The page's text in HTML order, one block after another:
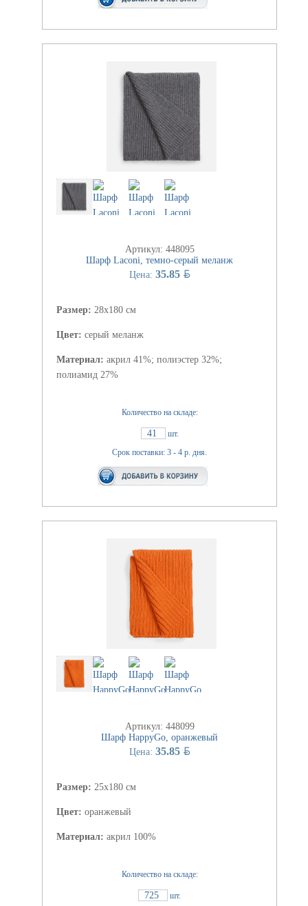
Артикул: 448095
Шарф Laconi, темно-серый меланж
Цена: 35.85 BYN
Размер: 28x180 см
Цвет: серый меланж
Материал: акрил 41%; полиэстер 32%;
полиамид 27%
Количество на складе:
41
шт.
Срок поставки: 3 - 4 р. дня.
Артикул: 448099
Шарф HappyGo, оранжевый
Цена: 35.85 BYN
Размер: 25x180 см
Цвет: оранжевый
Материал: акрил 100%
Количество на складе:
725
шт.